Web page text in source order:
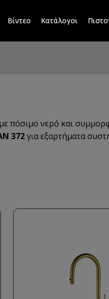
Βίντεο Κατάλογοι
πόσιμο νερό και
372για εξαρτήματα